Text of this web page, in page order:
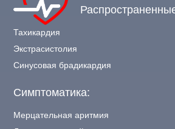
Тахикардия
Экстрасистолия
Синусовая брадикардия
Симптоматика:
Мерцательная аритмия